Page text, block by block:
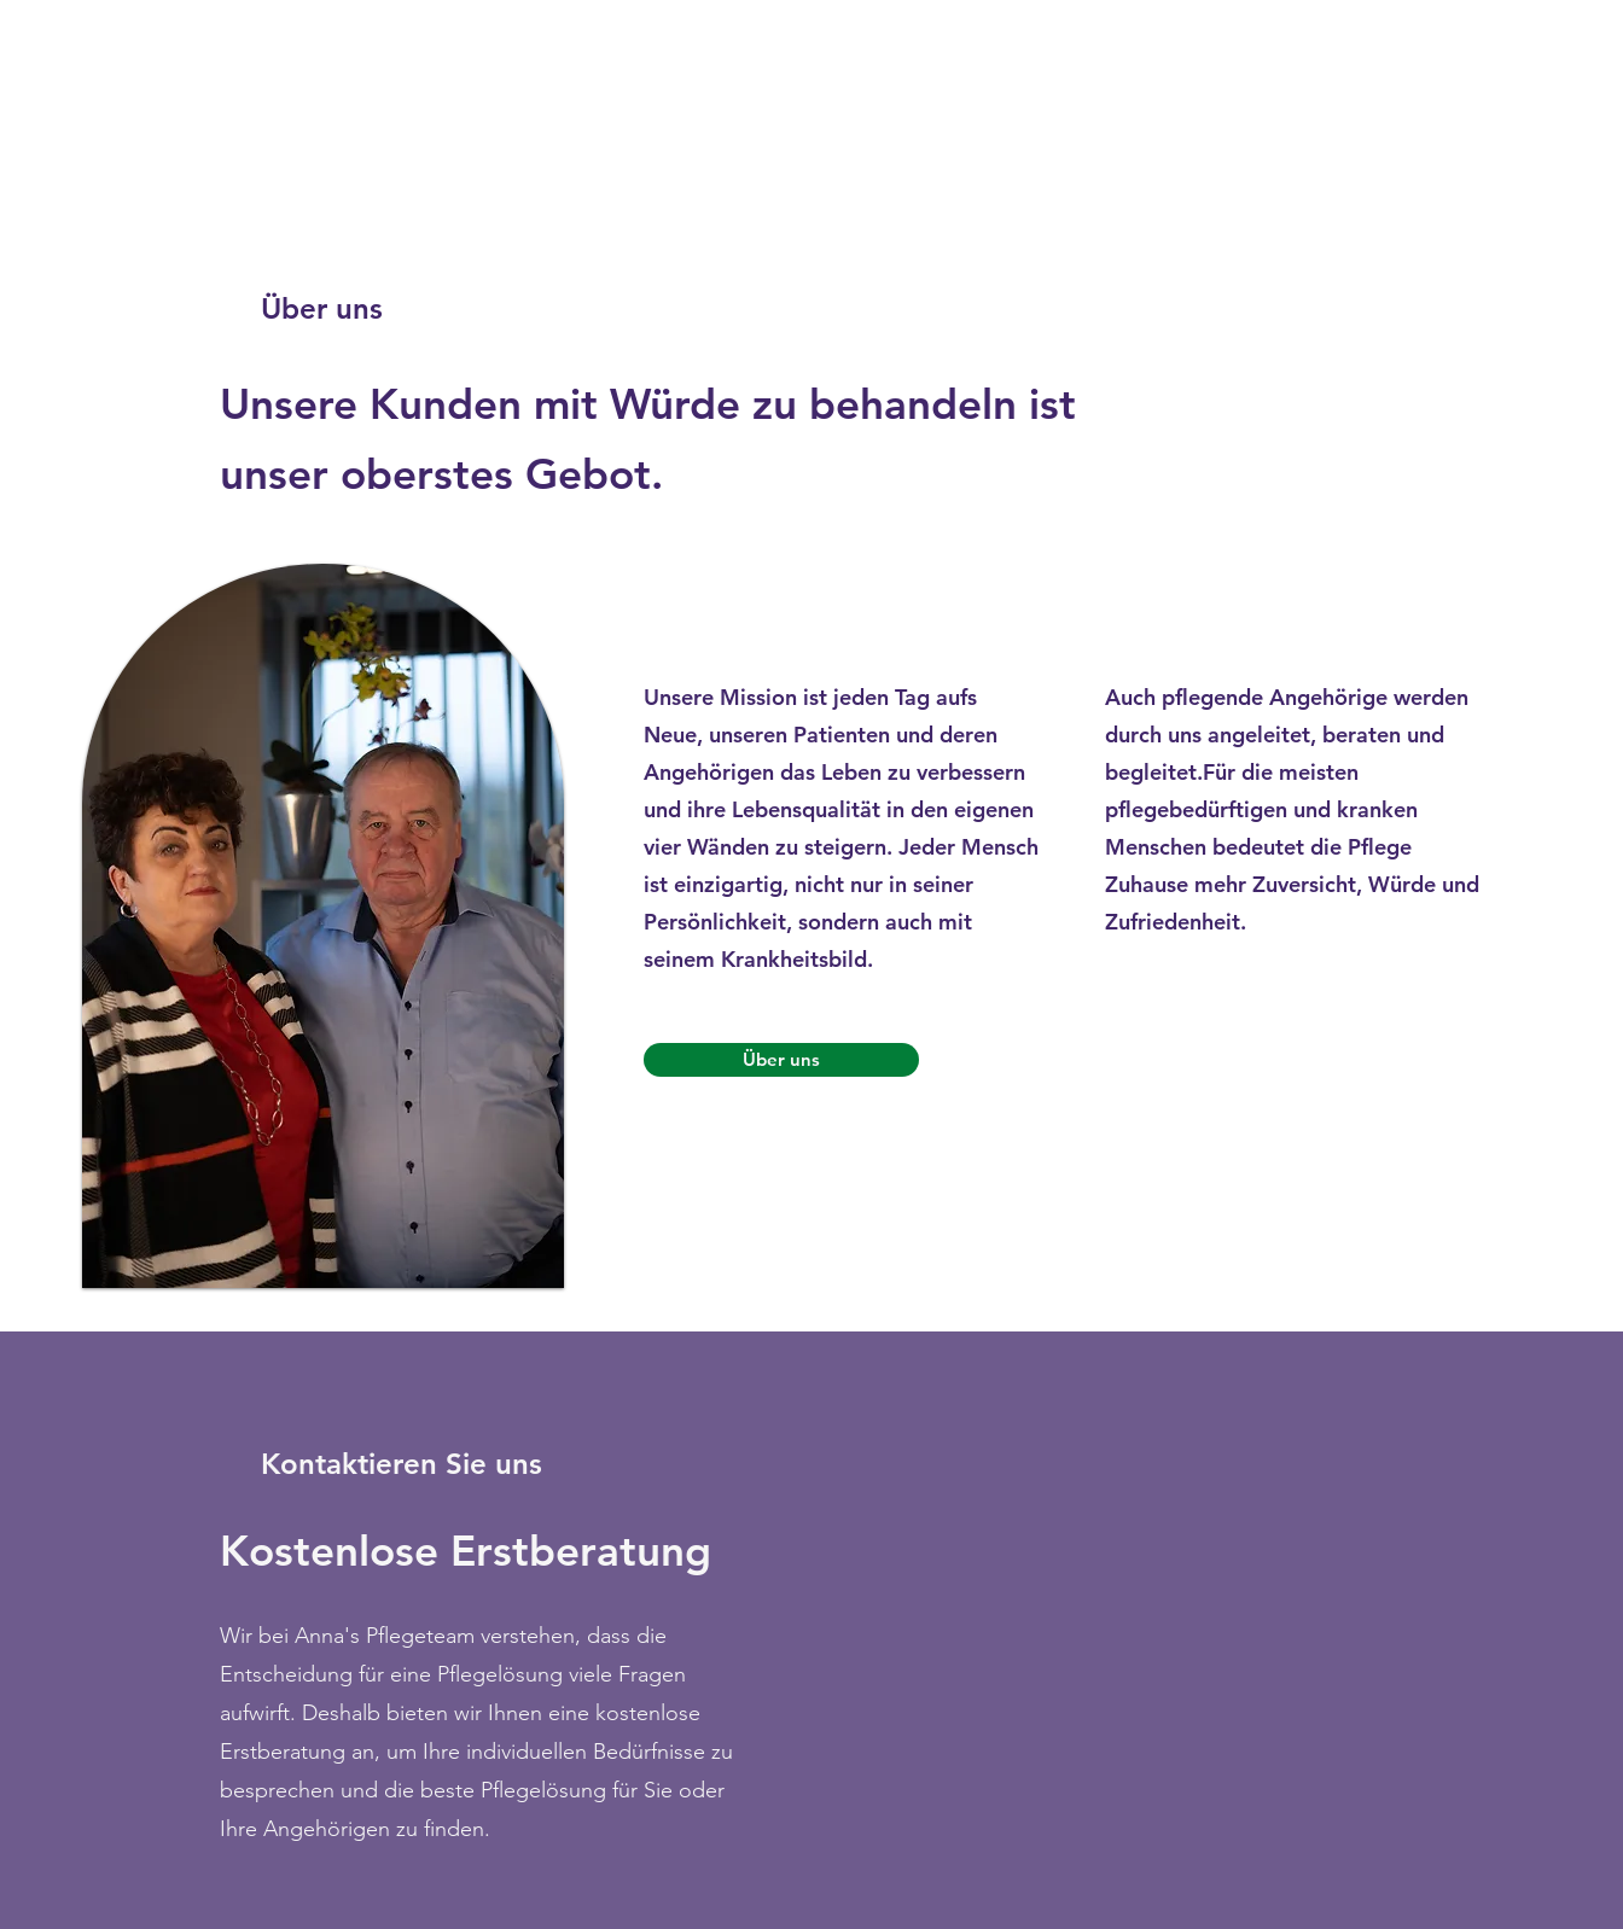
Über uns
Unsere Kunden mit Würde zu behandeln ist
unser oberstes Gebot.
Unsere Mission ist jeden Tag aufs
Neue, unseren Patienten und deren
Angehörigen das Leben zu verbessern
und ihre Lebensqualität in den eigenen
vier Wänden zu steigern. Jeder Mensch
ist einzigartig, nicht nur in seiner
Persönlichkeit, sondern auch mit
seinem Krankheitsbild.
Auch pflegende Angehörige werden
durch uns angeleitet, beraten und
begleitet.Für die meisten
pflegebedürftigen und kranken
Menschen bedeutet die Pflege
Zuhause mehr Zuversicht, Würde und
Zufriedenheit.
Über uns
Kontaktieren Sie uns
Kostenlose Erstberatung
Wir bei Anna's Pflegeteam verstehen, dass die
Entscheidung für eine Pflegelösung viele Fragen
aufwirft. Deshalb bieten wir Ihnen eine kostenlose
Erstberatung an, um Ihre individuellen Bedürfnisse zu
besprechen und die beste Pflegelösung für Sie oder
Ihre Angehörigen zu finden.